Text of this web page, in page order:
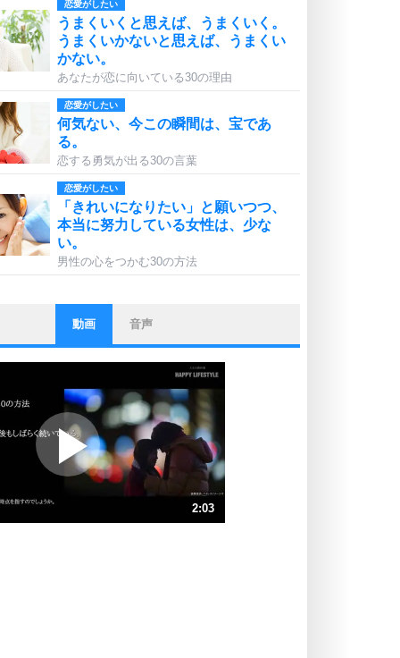
恋愛がしたい
うまくいくと思えば、うまくいく。
うまくいかないと思えば、うまくい
かない。
あなたが恋に向いている30の理由
恋愛がしたい
何気ない、今この瞬間は、宝であ
る。
恋する勇気が出る30の言葉
恋愛がしたい
「きれいになりたい」と願いつつ、
本当に努力している女性は、少な
い。
男性の心をつかむ30の方法
ストレス対策
他人と比べない。
いっそのこと、他人を見ない。
プラス思考
ポジティブになれない原因は、行動
しないから。
ポジティブ思考になる30の方法
動画 音声
2:03